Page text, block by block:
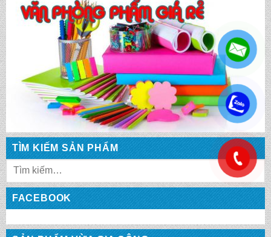
TÌM KIẾM SẢN PHẨM
FACEBOOK
CẶP HỌC SINH MS: TN 5011
CẶP HỌC SINH MS: TN 5010
CẶP HỌC SINH MS: TN 5009
CẶP HỌC SINH MS: TN 5008
CẶP HỌC SINH MS: TN 5007
.
.